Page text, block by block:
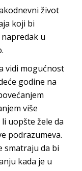
život
koji bi
u
vidi mogućnost
godine na
više
uopšte žele da
podrazumeva.
smatraju da bi
kada je u